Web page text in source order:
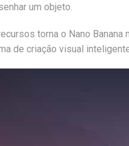
um objeto.
torna o Nano
de criação visual